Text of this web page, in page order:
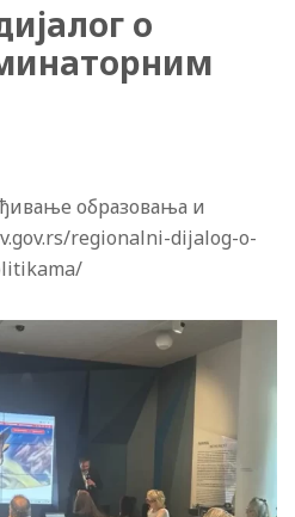
о
образовања и
regionalni-dijalog-o-